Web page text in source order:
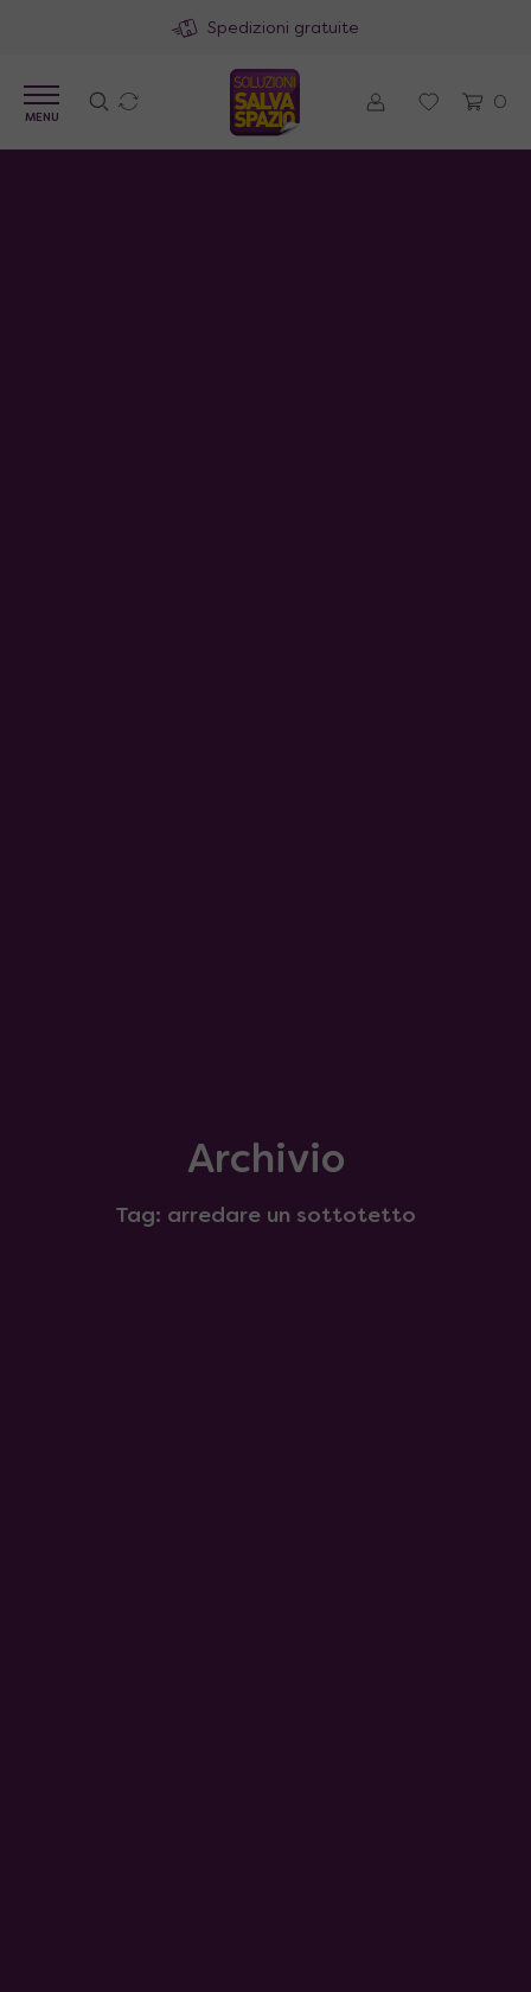
Spedizioni gratuite
0
MENU
Archivio
Tag: arredare un sottotetto